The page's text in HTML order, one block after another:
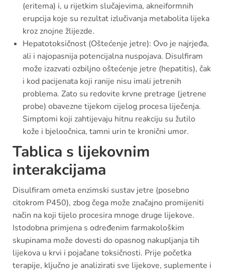
(eritema) i, u rijetkim slučajevima, akneiformnih
erupcija koje su rezultat izlučivanja metabolita lijeka
kroz znojne žlijezde.
Hepatotoksičnost (Oštećenje jetre): Ovo je najrjeđa,
ali i najopasnija potencijalna nuspojava. Disulfiram
može izazvati ozbiljno oštećenje jetre (hepatitis), čak
i kod pacijenata koji ranije nisu imali jetrenih
problema. Zato su redovite krvne pretrage (jetrene
probe) obavezne tijekom cijelog procesa liječenja.
Simptomi koji zahtijevaju hitnu reakciju su žutilo
kože i bjeloočnica, tamni urin te kronični umor.
Tablica s lijekovnim
interakcijama
Disulfiram ometa enzimski sustav jetre (posebno
citokrom P450), zbog čega može značajno promijeniti
način na koji tijelo procesira mnoge druge lijekove.
Istodobna primjena s određenim farmakološkim
skupinama može dovesti do opasnog nakupljanja tih
lijekova u krvi i pojačane toksičnosti. Prije početka
terapije, ključno je analizirati sve lijekove, suplemente i